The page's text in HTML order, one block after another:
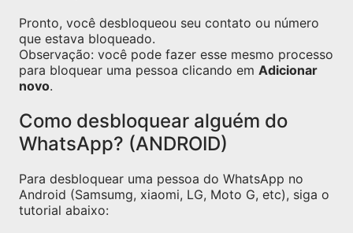
Pronto, você desbloqueou seu contato ou número
que estava bloqueado.
Observação: você pode fazer esse mesmo processo
para bloquear uma pessoa clicando em Adicionar
novo.
Como desbloquear alguém do
WhatsApp? (ANDROID)
Para desbloquear uma pessoa do WhatsApp no
Android (Samsumg, xiaomi, LG, Moto G, etc), siga o
tutorial abaixo: